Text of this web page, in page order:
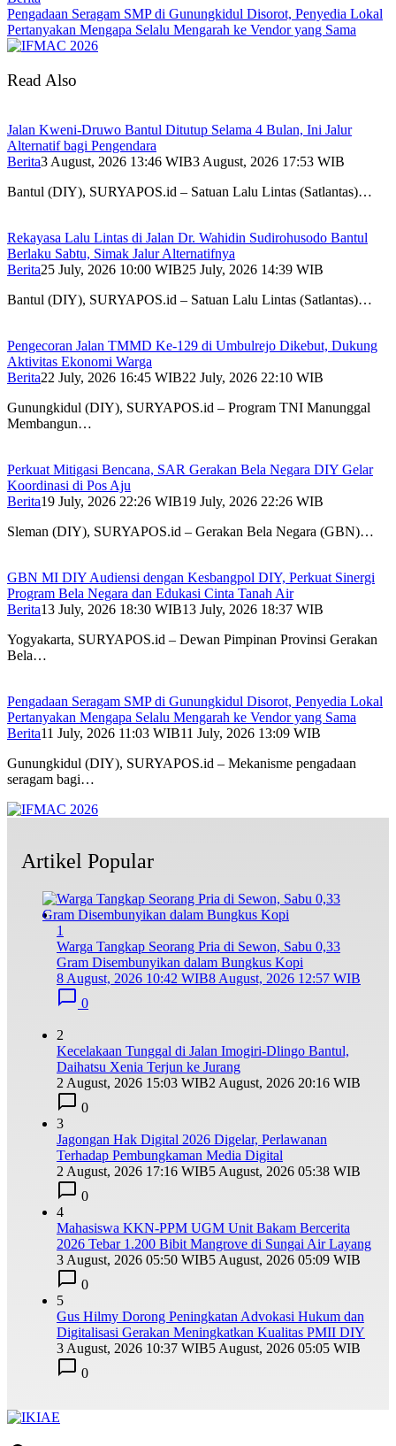
Pengadaan Seragam SMP di Gunungkidul Disorot, Penyedia Lokal
Pertanyakan Mengapa Selalu Mengarah ke Vendor yang Sama
Read Also
Jalan Kweni-Druwo Bantul Ditutup Selama 4 Bulan, Ini Jalur
Alternatif bagi Pengendara
Berita3 August, 2026 13:46 WIB3 August, 2026 17:53 WIB
Bantul (DIY), SURYAPOS.id – Satuan Lalu Lintas (Satlantas)…
Rekayasa Lalu Lintas di Jalan Dr. Wahidin Sudirohusodo Bantul
Berlaku Sabtu, Simak Jalur Alternatifnya
Berita25 July, 2026 10:00 WIB25 July, 2026 14:39 WIB
Bantul (DIY), SURYAPOS.id – Satuan Lalu Lintas (Satlantas)…
Pengecoran Jalan TMMD Ke-129 di Umbulrejo Dikebut, Dukung
Aktivitas Ekonomi Warga
Berita22 July, 2026 16:45 WIB22 July, 2026 22:10 WIB
Gunungkidul (DIY), SURYAPOS.id – Program TNI Manunggal
Membangun…
Perkuat Mitigasi Bencana, SAR Gerakan Bela Negara DIY Gelar
Koordinasi di Pos Aju
Berita19 July, 2026 22:26 WIB19 July, 2026 22:26 WIB
Sleman (DIY), SURYAPOS.id – Gerakan Bela Negara (GBN)…
GBN MI DIY Audiensi dengan Kesbangpol DIY, Perkuat Sinergi
Program Bela Negara dan Edukasi Cinta Tanah Air
Berita13 July, 2026 18:30 WIB13 July, 2026 18:37 WIB
Yogyakarta, SURYAPOS.id – Dewan Pimpinan Provinsi Gerakan
Bela…
Pengadaan Seragam SMP di Gunungkidul Disorot, Penyedia Lokal
Pertanyakan Mengapa Selalu Mengarah ke Vendor yang Sama
Berita11 July, 2026 11:03 WIB11 July, 2026 13:09 WIB
Gunungkidul (DIY), SURYAPOS.id – Mekanisme pengadaan
seragam bagi…
Artikel Popular
1
Warga Tangkap Seorang Pria di Sewon, Sabu 0,33
Gram Disembunyikan dalam Bungkus Kopi
8 August, 2026 10:42 WIB8 August, 2026 12:57 WIB
0
2
Kecelakaan Tunggal di Jalan Imogiri-Dlingo Bantul,
Daihatsu Xenia Terjun ke Jurang
2 August, 2026 15:03 WIB2 August, 2026 20:16 WIB
0
3
Jagongan Hak Digital 2026 Digelar, Perlawanan
Terhadap Pembungkaman Media Digital
2 August, 2026 17:16 WIB5 August, 2026 05:38 WIB
0
4
Mahasiswa KKN-PPM UGM Unit Bakam Bercerita
2026 Tebar 1.200 Bibit Mangrove di Sungai Air Layang
3 August, 2026 05:50 WIB5 August, 2026 05:09 WIB
0
5
Gus Hilmy Dorong Peningkatan Advokasi Hukum dan
Digitalisasi Gerakan Meningkatkan Kualitas PMII DIY
3 August, 2026 10:37 WIB5 August, 2026 05:05 WIB
0